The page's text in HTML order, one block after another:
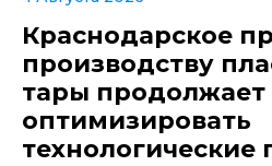
Краснодарское
производству
тары продолжает
оптимизировать
технологические